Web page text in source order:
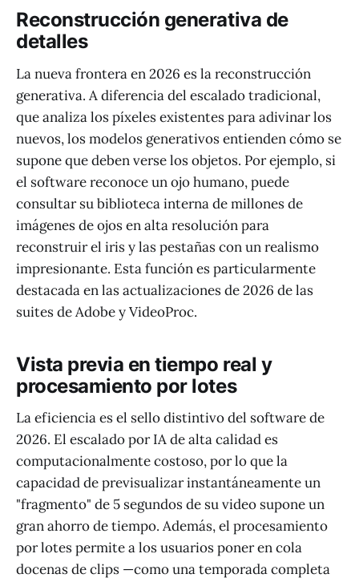
Reconstrucción generativa de
detalles
La nueva frontera en 2026 es la reconstrucción
generativa. A diferencia del escalado tradicional,
que analiza los píxeles existentes para adivinar los
nuevos, los modelos generativos entienden cómo se
supone que deben verse los objetos. Por ejemplo, si
el software reconoce un ojo humano, puede
consultar su biblioteca interna de millones de
imágenes de ojos en alta resolución para
reconstruir el iris y las pestañas con un realismo
impresionante. Esta función es particularmente
destacada en las actualizaciones de 2026 de las
suites de Adobe y VideoProc.
Vista previa en tiempo real y
procesamiento por lotes
La eficiencia es el sello distintivo del software de
2026. El escalado por IA de alta calidad es
computacionalmente costoso, por lo que la
capacidad de previsualizar instantáneamente un
"fragmento" de 5 segundos de su video supone un
gran ahorro de tiempo. Además, el procesamiento
por lotes permite a los usuarios poner en cola
docenas de clips —como una temporada completa